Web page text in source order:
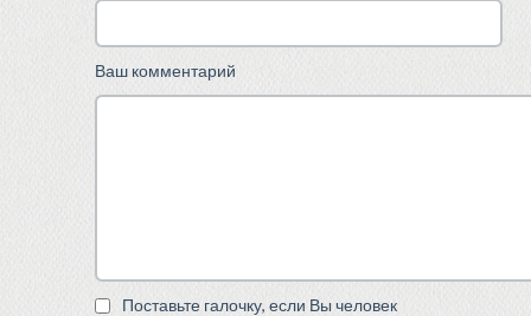
Ваш комментарий
Поставьте галочку, если Вы человек